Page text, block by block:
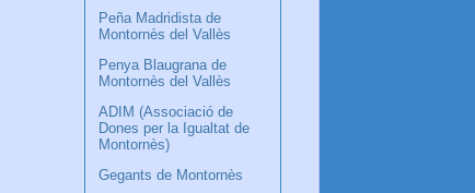
Peña Madridista de
Montornès del Vallès
Penya Blaugrana de
Montornès del Vallès
ADIM (Associació de
Dones per la Igualtat de
Montornès)
Gegants de Montornès